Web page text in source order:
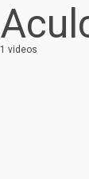
1 videos